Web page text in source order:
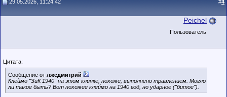
29.05.2026, 11:24:42 #4
Peichel
Пользователь
Цитата:
Сообщение от лжедмитрий
Клеймо "ЗиК 1940" на этом клинке, похоже, выполнено травлением. Могло
ли такое быть? Вот похожее клеймо на 1940 год, но ударное ("битое").